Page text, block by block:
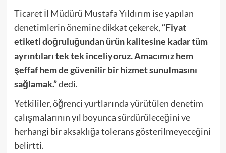
Ticaret İl Müdürü Mustafa Yıldırım ise yapılan
denetimlerin önemine dikkat çekerek, “Fiyat
etiketi doğruluğundan ürün kalitesine kadar tüm
ayrıntıları tek tek inceliyoruz. Amacımız hem
şeffaf hem de güvenilir bir hizmet sunulmasını
sağlamak.”dedi.
Yetkililer, öğrenci yurtlarında yürütülen denetim
çalışmalarının yıl boyunca sürdürüleceğini ve
herhangi bir aksaklığa tolerans gösterilmeyeceğini
belirtti.